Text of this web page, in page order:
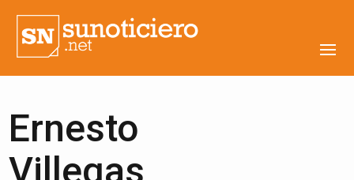
Ernesto
Villegas